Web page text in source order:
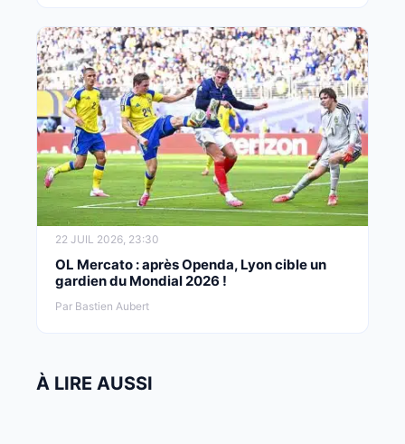
22 JUIL 2026, 23:30
OL Mercato : après Openda, Lyon cible un
gardien du Mondial 2026 !
Par Bastien Aubert
À LIRE AUSSI